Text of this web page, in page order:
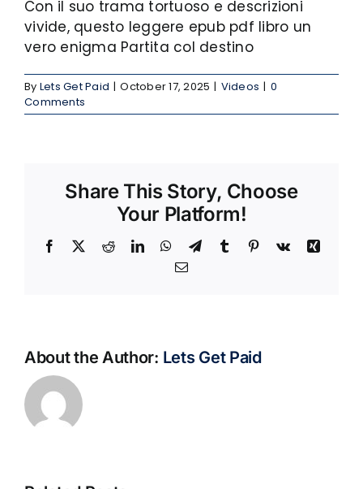
Con il suo trama tortuoso e descrizioni
vivide, questo leggere epub pdf libro un
vero enigma Partita col destino
By Lets Get Paid | October 17, 2025 | Videos | 0
Comments
Share This Story, Choose
Your Platform!
Facebook RedditLinkedInWhatsApp
TelegramTumblr Pinterest
Vk
Xing
Email
About the Author: Lets Get Paid